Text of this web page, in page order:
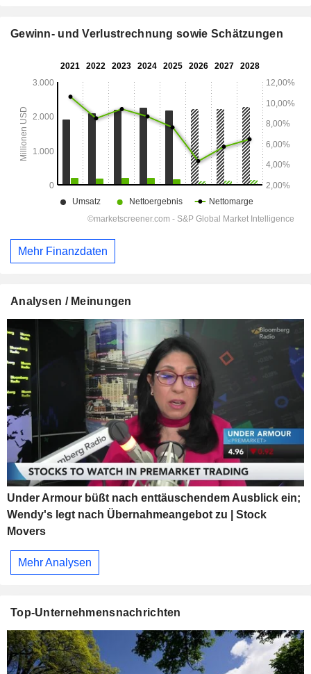
Gewinn- und Verlustrechnung sowie Schätzungen
Mehr Finanzdaten
Analysen / Meinungen
Under Armour büßt nach enttäuschendem Ausblick ein;
Wendy's legt nach Übernahmeangebot zu | Stock
Movers
Mehr Analysen
Top-Unternehmensnachrichten